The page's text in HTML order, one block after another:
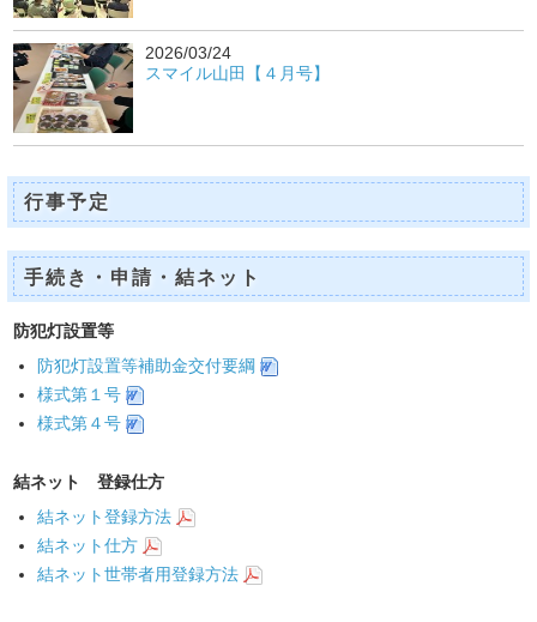
2026/03/24
スマイル山田【４月号】
行事予定
手続き・申請・結ネット
防犯灯設置等
防犯灯設置等補助金交付要綱
様式第１号
様式第４号
結ネット 登録仕方
結ネット登録方法
結ネット仕方
結ネット世帯者用登録方法